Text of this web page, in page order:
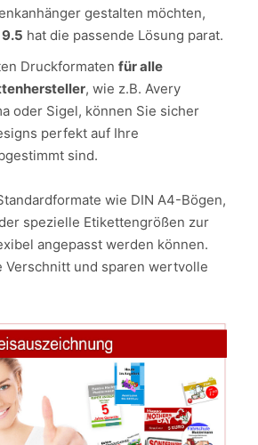
gestalten möchten,
hat die passende Lösung parat.
Druckformaten für alle
, wie z.B. Avery
oder Sigel, können Sie sicher
perfekt auf Ihre
sind.
wie DIN A4-Bögen,
spezielle Etikettengrößen zur
angepasst werden können.
Verschnitt und sparen wertvolle